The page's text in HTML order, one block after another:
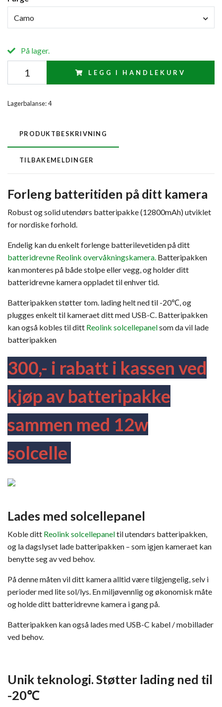
Camo
På lager.
LEGG I HANDLEKURV
Lagerbalanse:4
PRODUKTBESKRIVNING
TILBAKEMELDINGER
Forleng batteritiden på ditt kamera
Robust og solid utendørs batteripakke (12800mAh) utviklet
for nordiske forhold.
Endelig kan du enkelt forlenge batterilevetiden på ditt
batteridrevne Reolink overvåkningskamera. Batteripakken
kan monteres på både stolpe eller vegg, og holder ditt
batteridrevne kamera oppladet til enhver tid.
Batteripakken støtter tom. lading helt ned til -20℃, og
plugges enkelt til kameraet ditt med USB-C. Batteripakken
kan også kobles til ditt Reolink solcellepanelsom da vil lade
batteripakken
300,- i rabatt i kassen ved
kjøp av batteripakke
sammen med 12w
solcelle
Lades med solcellepanel
Koble ditt Reolink solcellepaneltil utendørs batteripakken,
og la dagslyset lade batteripakken – som igjen kameraet kan
benytte seg av ved behov.
På denne måten vil ditt kamera alltid være tilgjengelig, selv i
perioder med lite sol/lys. En miljøvennlig og økonomisk måte
og holde ditt batteridrevne kamera i gang på.
Batteripakken kan også lades med USB-C kabel / mobillader
ved behov.
Unik teknologi. Støtter lading ned til
-20℃